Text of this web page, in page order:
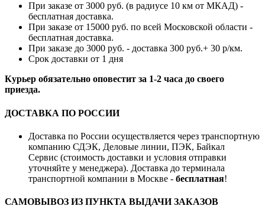
При заказе от 3000 руб. (в радиусе 10 км от МКАД) -
бесплатная доставка.
При заказе от 15000 руб. по всей Московской области -
бесплатная доставка.
При заказе до 3000 руб. - доставка 300 руб.+ 30 р/км.
Срок доставки от 1 дня
Курьер обязательно оповестит за 1-2 часа до своего
приезда.
ДОСТАВКА ПО РОССИИ
Доставка по России осуществляется через транспортную
компанию СДЭК, Деловые линии, ПЭК, Байкал
Сервис (стоимость доставки и условия отправки
уточняйте у менеджера). Доставка до терминала
транспортной компании в Москве - бесплатная!
САМОВЫВОЗ ИЗ ПУНКТА ВЫДАЧИ ЗАКАЗОВ